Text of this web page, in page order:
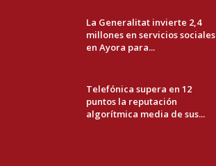
La Generalitat invierte 2,4
millones en servicios sociales
en Ayora para...
Telefónica supera en 12
puntos la reputación
algorítmica media de sus...